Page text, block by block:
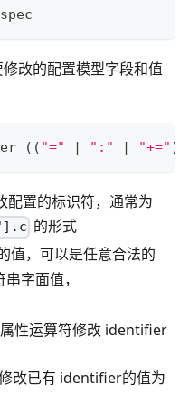
改的配置模型字段和值
(( "=" | ":" | "+=" )
配置的标识符，通常为
的形式
值，可以是任意合法的
字面值，
性运算符修改 identifier
改已有 identifier的值为